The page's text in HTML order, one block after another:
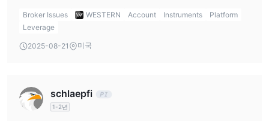
synchronous with global markets. The platform is
designed to meet the full-time and full-market
both desktop and mobile access, making it suitable for
for futures trading but notes that its functionality may not
be as extensive for traders seeking a more versatile
Broker Issues WESTERN Account Instruments
Platform
Leverage
2025-08-21 미국
schlaepfi
1-2년